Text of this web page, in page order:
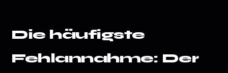
Die häufigste
Fehlannahme: Der